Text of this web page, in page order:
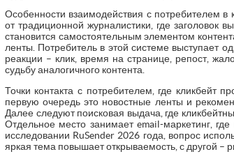
Особенности взаимодействия с потребителем
от традиционной журналистики, где
становится самостоятельным элементом
ленты. Потребитель в этой системе выступает
реакции – клик, время на странице, репост,
судьбу аналогичного контента.
Точки контакта с потребителем, где кликбейт
первую очередь это новостные ленты и
Далее следуют поисковая выдача, где
Отдельное место занимает email-маркетинг,
исследовании RuSender 2026 года, вопрос
яркая тема повышает открываемость, с другой –